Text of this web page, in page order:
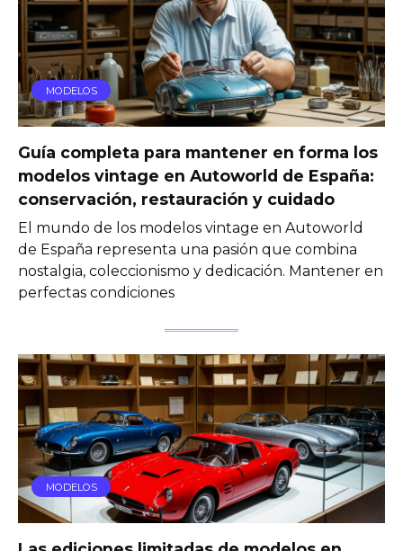
MODELOS
Guía completa para mantener en forma los
modelos vintage en Autoworld de España:
conservación, restauración y cuidado
El mundo de los modelos vintage en Autoworld
de España representa una pasión que combina
nostalgia, coleccionismo y dedicación. Mantener en
perfectas condiciones
MODELOS